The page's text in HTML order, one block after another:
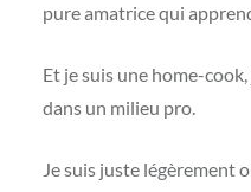
pure amatrice qui
Et je suis une home-cook,
dans un milieu pro.
Je suis juste légèrement